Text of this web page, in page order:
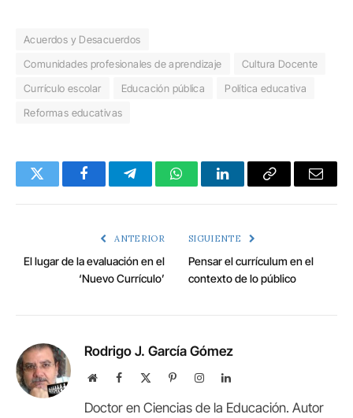
Acuerdos y Desacuerdos
Comunidades profesionales de aprendizaje
Cultura Docente
Currículo escolar
Educación pública
Política educativa
Reformas educativas
Twitter FacebookTelegramWhatsAppLinkedInCopy
Email
ANTERIOR
El lugar de la evaluación en el
‘Nuevo Currículo’
SIGUIENTE
Pensar el currículum en el
contexto de lo público
Rodrigo J. García Gómez
WebsiteFacebook PinterestInstagramLinkedIn
Doctor en Ciencias de la Educación. Autor